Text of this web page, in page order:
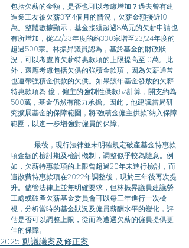
包括欠薪的金額，是否也可以考慮增加？過去曾有建
造業工友被欠薪3至4個月的情況，欠薪金額接近10
萬。整體數據顯示，基金接獲超過8萬元的欠薪申請也
有所增加，從22/23年度的約330宗增至23/24年度的
超過500宗。林振昇議員認為，基於基金的財政狀
況，可以考慮將欠薪特惠款項的上限提高至10萬。此
外，還應考慮包括欠供的強積金款項，因為欠薪通常
也連帶強積金供款的欠供。如果該年基金發放的欠薪
特惠款項為1億，僱主的強制性供款5%計算，開支約為
500萬，基金仍然有能力承擔。因此，他建議當局研
究擴展基金的保障範圍，將“強積金僱主供款”納入保障
範圍，以進一步增強對僱員的保障。
項金額的檢討期及檢討機制，調整似乎較為隨意。例
如，欠薪特惠款項的上限曾超過20年未進行檢討，而
遣散費特惠款項在2022年調整後，現於三年後再次提
升。儘管法律上並無明確要求，但林振昇議員建議勞
工處或破產欠薪基金委員會可以每三年進行一次檢
視，分析當時的基金狀況及僱員薪酬水平的變化，評
估是否可以調整上限，從而為遭遇欠薪的僱員提供更
佳的保障。
2025 動議議案及修正案